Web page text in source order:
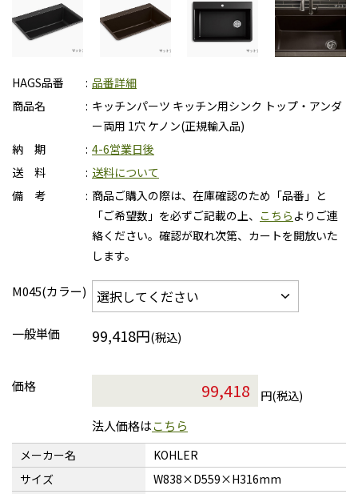
HAGS品番
品番詳細
商品名
キッチンパーツ キッチン用シンク トップ・アンダ
ー両用 1穴 ケノン(正規輸入品)
納 期
4-6営業日後
送 料
送料について
備 考
商品ご購入の際は、在庫確認のため「品番」と
「ご希望数」を必ずご記載の上、 こちら よりご連
絡ください。確認が取れ次第、カートを開放いた
します。
M045(カラー)
一般単価 99,418円(税込)
価格
円(税込)
法人価格はこちら
メーカー名
KOHLER
サイズ
W838×D559×H316mm